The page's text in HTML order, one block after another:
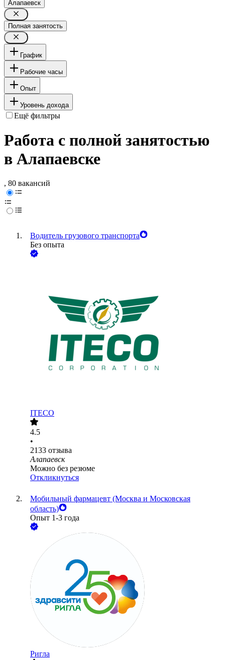
Алапаевск
Полная занятость
График
Рабочие часы
Опыт
Уровень дохода
Ещё фильтры
Работа с полной занятостью
в Алапаевске
, 80 вакансий
Водитель грузового транспорта
Без опыта
ITECO
4.5
•
2133 отзыва
Алапаевск
Можно без резюме
Откликнуться
Мобильный фармацевт (Москва и Московская
область)
Опыт 1-3 года
Ригла